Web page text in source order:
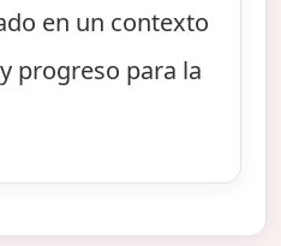
en un contexto
progreso para la